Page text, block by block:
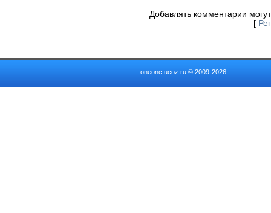
Добавлять комментарии
[
oneonc.ucoz.ru © 2009-2026